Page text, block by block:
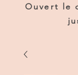
Ouvert le